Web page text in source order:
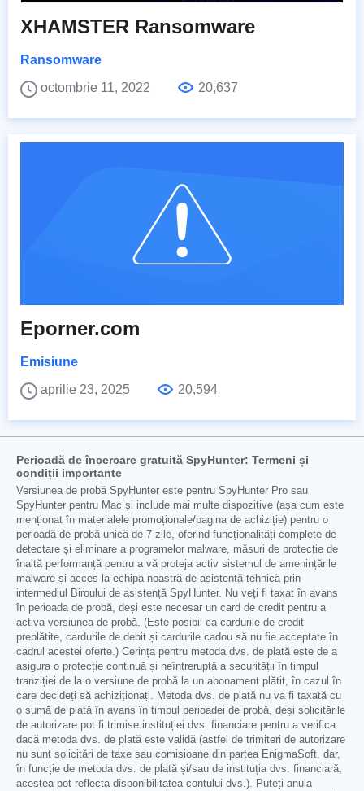
XHAMSTER Ransomware
Ransomware
octombrie 11, 2022
20,637
Eporner.com
Emisiune
aprilie 23, 2025
20,594
Perioadă de încercare gratuită SpyHunter: Termeni și
condiții importante
Versiunea de probă SpyHunter este pentru SpyHunter Pro sau
SpyHunter pentru Mac și include mai multe dispozitive (așa cum este
menționat în materialele promoționale/pagina de achiziție) pentru o
perioadă de probă unică de 7 zile, oferind funcționalități complete de
detectare și eliminare a programelor malware, măsuri de protecție de
înaltă performanță pentru a vă proteja activ sistemul de amenințările
malware și acces la echipa noastră de asistență tehnică prin
intermediul Biroului de asistență SpyHunter. Nu veți fi taxat în avans
în perioada de probă, deși este necesar un card de credit pentru a
activa versiunea de probă. (Este posibil ca cardurile de credit
preplătite, cardurile de debit și cardurile cadou să nu fie acceptate în
cadrul acestei oferte.) Cerința pentru metoda dvs. de plată este de a
asigura o protecție continuă și neîntreruptă a securității în timpul
tranziției de la o versiune de probă la un abonament plătit, în cazul în
care decideți să achiziționați. Metoda dvs. de plată nu va fi taxată cu
o sumă de plată în avans în timpul perioadei de probă, deși solicitările
de autorizare pot fi trimise instituției dvs. financiare pentru a verifica
dacă metoda dvs. de plată este validă (astfel de trimiteri de autorizare
nu sunt solicitări de taxe sau comisioane din partea EnigmaSoft, dar,
în funcție de metoda dvs. de plată și/sau de instituția dvs. financiară,
acestea pot reflecta disponibilitatea contului dvs.). Puteți anula